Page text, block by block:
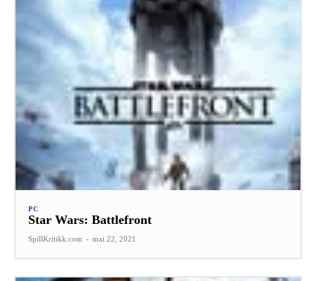
PC
Star Wars: Battlefront
SpillKritikk.com - mai 22, 2021